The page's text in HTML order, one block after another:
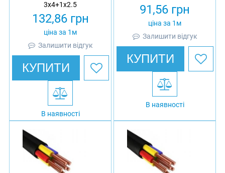
3х4+1х2.5
132,86грн
ціна за 1м
Залишити відгук
КУПИТИ
В наявності
91,56 грн
ціна за 1м
Залишити відгук
КУПИТИ
В наявності